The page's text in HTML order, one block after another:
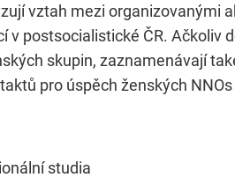
vztah mezi organizovanými
v postsocialistické ČR. Ačkoliv
skupin, zaznamenávají
pro úspěch ženských
studia